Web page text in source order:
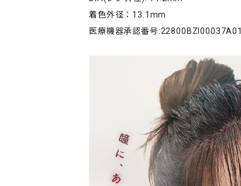
着色外径：13.1mm
医療機器承認番号:22800BZI00037A01